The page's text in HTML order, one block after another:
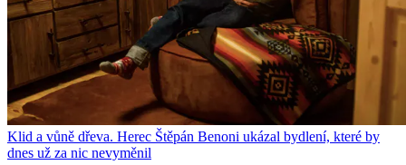
Klid a vůně dřeva. Herec Štěpán Benoni ukázal bydlení, které by
dnes už za nic nevyměnil